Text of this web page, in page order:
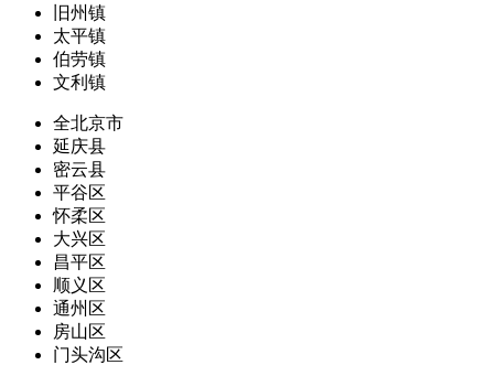
旧州镇
太平镇
伯劳镇
文利镇
全北京市
延庆县
密云县
平谷区
怀柔区
大兴区
昌平区
顺义区
通州区
房山区
门头沟区